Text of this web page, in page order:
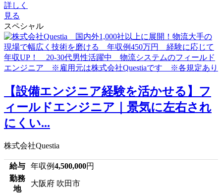
詳しく
見る
スペシャル
【設備エンジニア経験を活かせる】フ
ィールドエンジニア｜景気に左右され
にくい...
株式会社Questia
給与 年収例4,500,000円
勤務
地
大阪府 吹田市